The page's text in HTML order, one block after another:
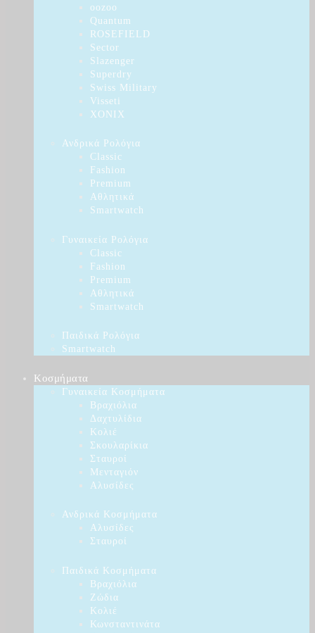
oozoo
Quantum
ROSEFIELD
Sector
Slazenger
Superdry
Swiss Military
Visseti
XONIX
Ανδρικά Ρολόγια
Classic
Fashion
Premium
Αθλητικά
Smartwatch
Γυναικεία Ρολόγια
Classic
Fashion
Premium
Αθλητικά
Smartwatch
Παιδικά Ρολόγια
Smartwatch
Κοσμήματα
Γυναικεία Κοσμήματα
Βραχιόλια
Δαχτυλίδια
Κολιέ
Σκουλαρίκια
Σταυροί
Μενταγιόν
Αλυσίδες
Ανδρικά Κοσμήματα
Αλυσίδες
Σταυροί
Παιδικά Κοσμήματα
Βραχιόλια
Ζώδια
Κολιέ
Κωνσταντινάτα